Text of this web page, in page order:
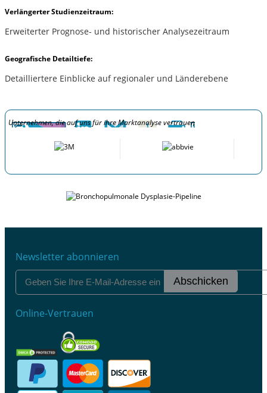
Verlängerter Studienzeitraum:
Erweiterter Prognose- und historischer Analysezeitraum
Geografische Detailtiefe:
Detailliertere Einblicke auf regionaler und Länderebene
Unternehmen, die auf uns für ihre Marktanalyse vertrauen
Newsletter abonnieren
Abschicken
Online-Vertrauen